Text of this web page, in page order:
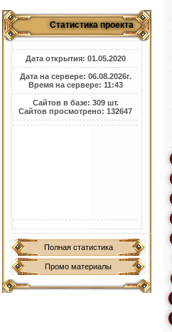
Статистика проекта
Дата открытия: 01.05.2020
Дата на сервере: 06.08.2026г.
Время на сервере: 11:43
Сайтов в базе: 309 шт.
Сайтов просмотрено: 132647
Полная статистика
Промо материалы